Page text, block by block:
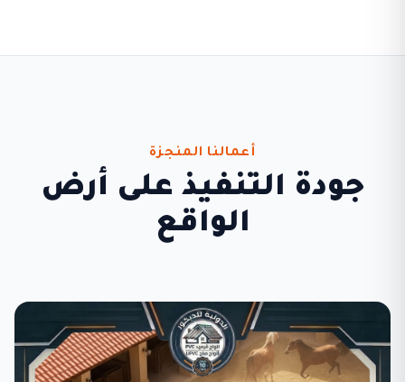
أعمالنا المنجزة
جودة التنفيذ على أرض
الواقع